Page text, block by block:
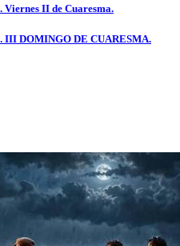
Viernes II de Cuaresma.
III DOMINGO DE CUARESMA.